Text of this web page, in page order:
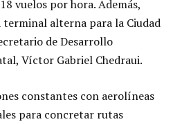
vuelos por hora. Además,
alterna para la Ciudad
de Desarrollo
Víctor Gabriel Chedraui.
constantes con aerolíneas
para concretar rutas